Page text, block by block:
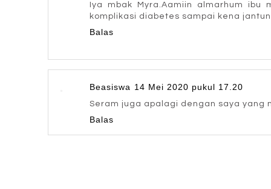
Iya mbak Myra.Aamiin almarhum ibu
komplikasi diabetes sampai kena
Balas
Beasiswa 14 Mei 2020 pukul 17.20
Seram juga apalagi dengan saya yang
Balas